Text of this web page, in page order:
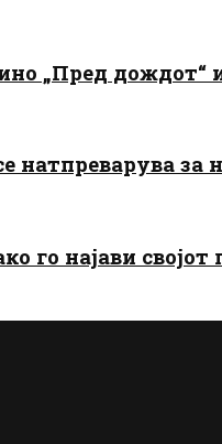
„Пред
натпреварува
го најави